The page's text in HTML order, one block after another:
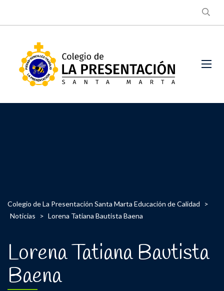
Colegio de La Presentación Santa Marta Educación de Calidad
>
Noticias
> Lorena Tatiana Bautista Baena
Lorena Tatiana Bautista
Baena